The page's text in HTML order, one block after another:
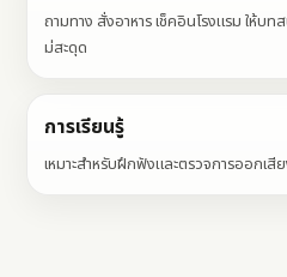
ถามทาง สั่งอาหาร เช็คอินโรงแรม ให้บ
ม่สะดุด
การเรียนรู้
เหมาะสำหรับฝึกฟังและตรวจการออกเสีย